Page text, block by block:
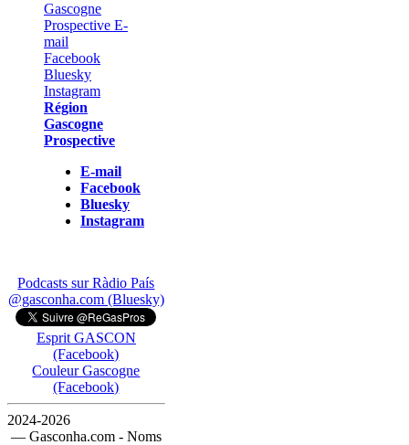
Région
Gascogne
Prospective
E-mail
Facebook
Bluesky
Instagram
Podcasts sur Ràdio País
@gasconha.com (Bluesky)
Esprit GASCON
(Facebook)
Couleur Gascogne
(Facebook)
2024-2026
— Gasconha.com - Noms